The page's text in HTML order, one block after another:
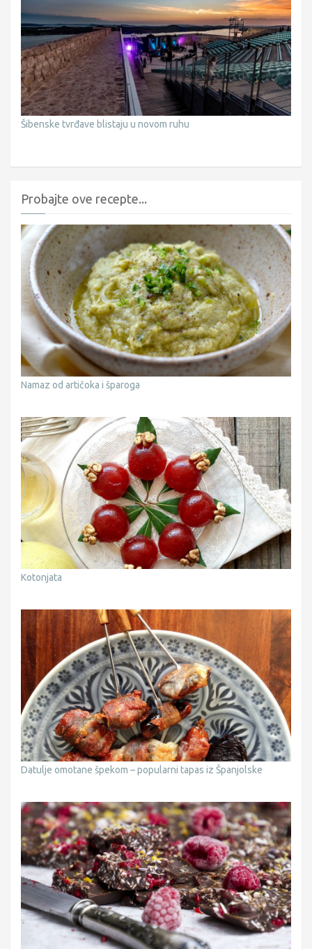
Šibenske tvrđave blistaju u novom ruhu
Probajte ove recepte...
Namaz od artičoka i šparoga
Kotonjata
Datulje omotane špekom – popularni tapas iz Španjolske